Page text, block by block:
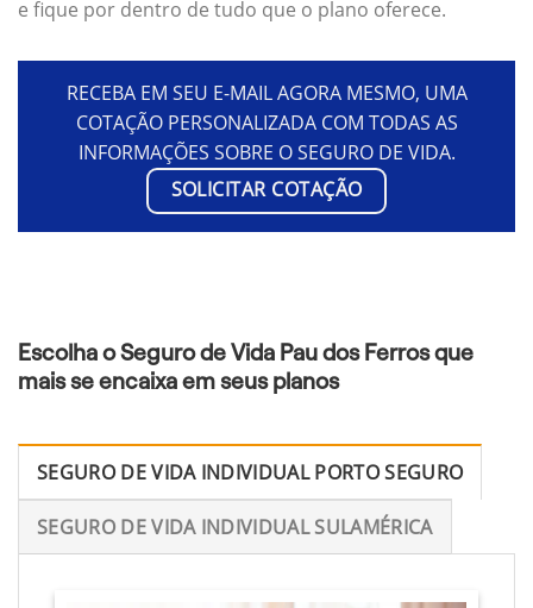
e fique por dentro de tudo que o plano oferece.
RECEBA EM SEU E-MAIL AGORA MESMO, UMA
COTAÇÃO PERSONALIZADA COM TODAS AS
INFORMAÇÕES SOBRE O SEGURO DE VIDA.
SOLICITAR COTAÇÃO
Escolha o Seguro de Vida Pau dos Ferros que
mais se encaixa em seus planos
SEGURO DE VIDA INDIVIDUAL PORTO SEGURO
SEGURO DE VIDA INDIVIDUAL SULAMÉRICA